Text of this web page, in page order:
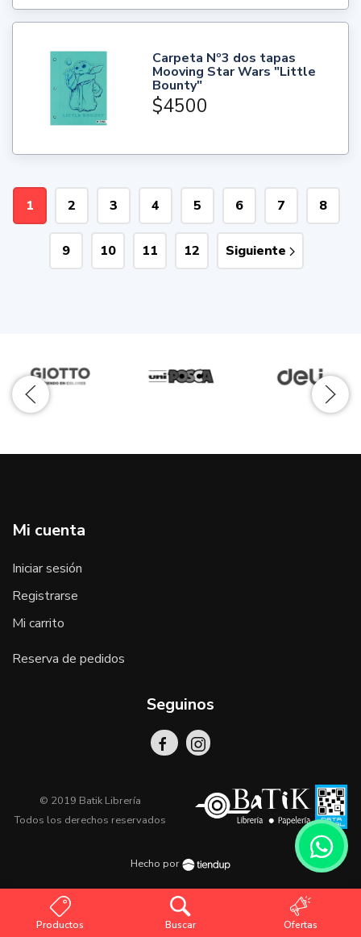
Productos Buscar Ofertas
Carpeta Nº3 dos tapas
Mooving Star Wars "Little
Bounty"
$4500
1 2 3 4 5 6 7 8
9 10 11 12 Siguiente
Mi cuenta
Iniciar sesión
Registrarse
Mi carrito
Reserva de pedidos
Seguinos
© 2019 Batik Librería
Todos los derechos reservados
Hecho por